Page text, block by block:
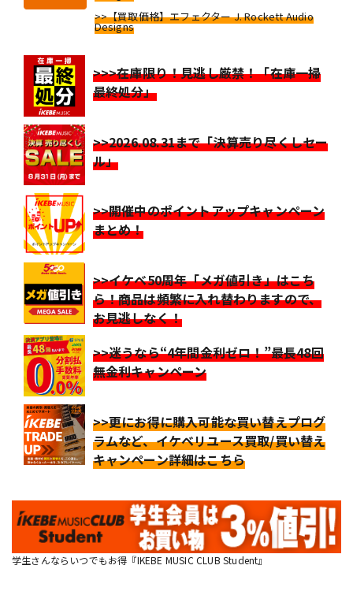
>>【買取価格】エフェクター J. Rockett Audio
Designs
>>>在庫限り！見逃し厳禁！「在庫一掃
最終処分」
>>2026.08.31まで「決算売り尽くしセー
ル」
>>開催中のポイントアップキャンペーン
まとめ！
>>イケベ50周年「メガ値引き」はこち
ら！商品は頻繁に入れ替わりますので、
お見逃しなく！
>>迷うなら“4年間金利ゼロ！”最長48回
無金利キャンペーン
>>更にお得に購入可能な買い替えプログ
ラムなど、イケベリユース買取/買い替え
キャンペーン詳細はこちら
学生さんならいつでもお得『IKEBE MUSIC CLUB Student』